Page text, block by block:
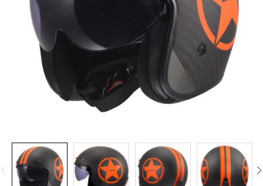
Zaboravljena lozinka?